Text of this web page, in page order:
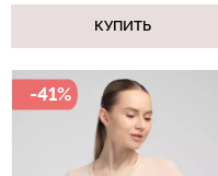
КУПИТЬ
-41%
329 грн.